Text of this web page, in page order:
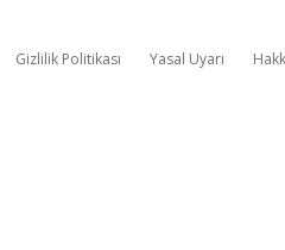
Gizlilik Politikası Yasal Uyarı